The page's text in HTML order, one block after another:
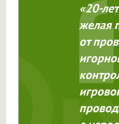
«20-
желая
от